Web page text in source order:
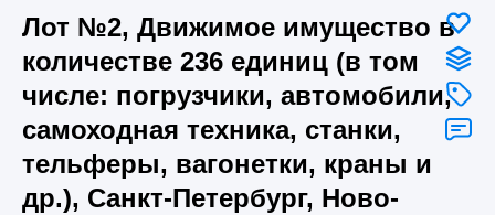
Лот №2, Движимое имущество в
количестве 236 единиц (в том
числе: погрузчики, автомобили,
самоходная техника, станки,
тельферы, вагонетки, краны и
др.), Санкт-Петербург, Ново-